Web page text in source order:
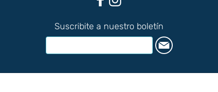
Suscribite a nuestro boletín